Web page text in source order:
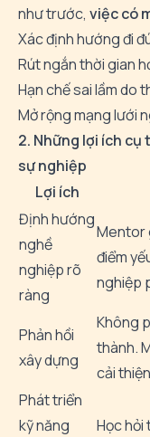
như trước, việc có
Xác định hướng đi
Rút ngắn thời gian
Hạn chế sai lầm do
Mở rộng mạng lưới
2. Những lợi ích
sự nghiệp
Lợi ích
Định hướng
nghề
nghiệp rõ
ràng
Mentor
điểm
nghiệp
Phản hồi
xây dựng
Không
thành.
cải
Phát triển
kỹ năng
Học hỏi